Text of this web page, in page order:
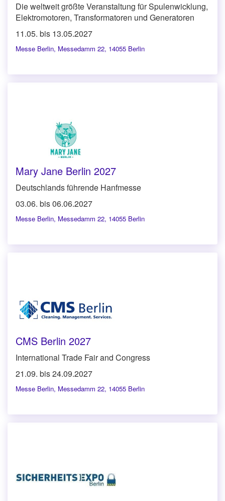
Die weltweit größte Veranstaltung für Spulenwicklung,
Elektromotoren, Transformatoren und Generatoren
11.05. bis 13.05.2027
Messe Berlin, Messedamm 22, 14055 Berlin
Mary Jane Berlin 2027
Deutschlands führende Hanfmesse
03.06. bis 06.06.2027
Messe Berlin, Messedamm 22, 14055 Berlin
CMS Berlin 2027
International Trade Fair and Congress
21.09. bis 24.09.2027
Messe Berlin, Messedamm 22, 14055 Berlin